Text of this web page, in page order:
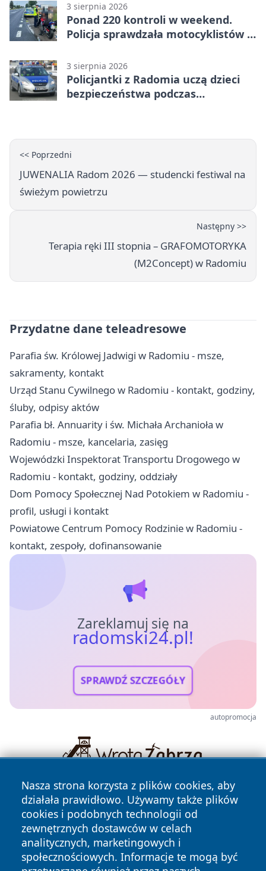
3 sierpnia 2026
Ponad 220 kontroli w weekend.
Policja sprawdzała motocyklistów w
3 sierpnia 2026
Policjantki z Radomia uczą dzieci
bezpieczeństwa podczas
<< Poprzedni
JUWENALIA Radom 2026 — studencki festiwal na
świeżym powietrzu
Następny >>
Terapia ręki III stopnia – GRAFOMOTORYKA
(M2Concept) w Radomiu
Przydatne dane teleadresowe
Parafia św. Królowej Jadwigi w Radomiu - msze,
sakramenty, kontakt
Urząd Stanu Cywilnego w Radomiu - kontakt, godziny,
śluby, odpisy aktów
Parafia bł. Annuarity i św. Michała Archanioła w
Radomiu - msze, kancelaria, zasięg
Wojewódzki Inspektorat Transportu Drogowego w
Radomiu - kontakt, godziny, oddziały
Dom Pomocy Społecznej Nad Potokiem w Radomiu -
profil, usługi i kontakt
Powiatowe Centrum Pomocy Rodzinie w Radomiu -
kontakt, zespoły, dofinansowanie
Zareklamuj się na
radomski24.pl!
SPRAWDŹ SZCZEGÓŁY
autopromocja
Nasza strona korzysta z plików cookies, aby
działała prawidłowo. Używamy także plików
cookies i podobnych technologii od
zewnętrznych dostawców w celach
analitycznych, marketingowych i
społecznościowych. Informacje te mogą być
Copyright © 2026 radomski24.pl Wszystkie prawa